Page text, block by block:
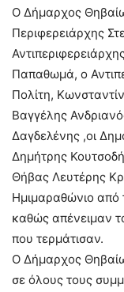
Ο Δήμαρχος
Περιφερειάρχης
Παπαθωμά, ο
Πολίτη,
Βαγγέλης
Δαγδελένης ,οι
Δημήτρης
Θήβας Λευτέρης
Ημιμαραθώνιο από
καθώς απένειμαν
που τερμάτισαν.
Ο Δήμαρχος
σε όλους τους